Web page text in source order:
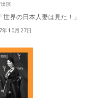
出演
界の日本人妻は見た！」
年10月27日